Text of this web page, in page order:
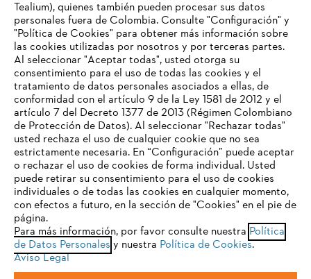
Nuestra empresa
Preguntas frecuentes
Contacto
Política tratamiento de datos personales Aviso legal
Cookies Información legal
TU NAVEGADOR NO ES
COMPATIBLE
El navegador que estás utilizando no es compatible con
nuestra página web. Para que puedas disfrutar de nuestro
contenido, utiliza uno de los siguientes navegadores:
firefox chrome
safari edge
Tealium), quienes también pueden procesar sus datos
personales fuera de Colombia. Consulte "Configuración" y
"Política de Cookies" para obtener más información sobre
las cookies utilizadas por nosotros y por terceras partes.
Al seleccionar "Aceptar todas", usted otorga su
consentimiento para el uso de todas las cookies y el
tratamiento de datos personales asociados a ellas, de
conformidad con el artículo 9 de la Ley 1581 de 2012 y el
artículo 7 del Decreto 1377 de 2013 (Régimen Colombiano
de Protección de Datos). Al seleccionar "Rechazar todas"
usted rechaza el uso de cualquier cookie que no sea
estrictamente necesaria. En “Configuración” puede aceptar
o rechazar el uso de cookies de forma individual. Usted
puede retirar su consentimiento para el uso de cookies
individuales o de todas las cookies en cualquier momento,
con efectos a futuro, en la sección de "Cookies" en el pie de
página.
Para más información, por favor consulte nuestra Política
de Datos Personales y nuestra Política de Cookies.
Aviso Legal